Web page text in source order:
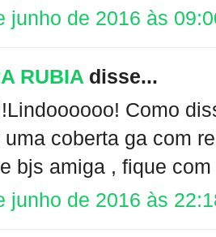
junho de 2016 às
RUBIA disse...
Como
uma coberta ga com
bjs amiga , fique
junho de 2016 às